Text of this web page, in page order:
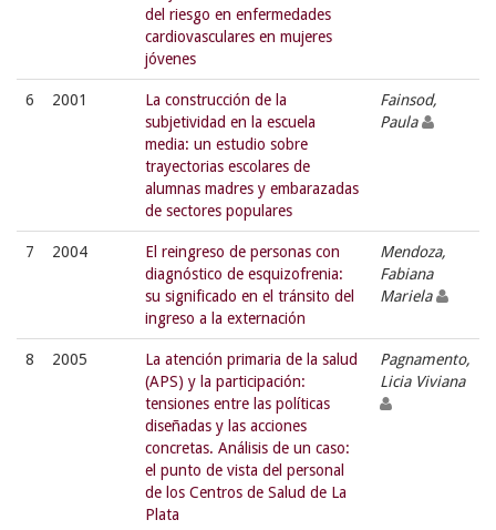
del riesgo en enfermedades
cardiovasculares en mujeres
jóvenes
6 2001
La construcción de la
subjetividad en la escuela
media: un estudio sobre
trayectorias escolares de
alumnas madres y embarazadas
de sectores populares
Fainsod,
Paula
7 2004
El reingreso de personas con
diagnóstico de esquizofrenia:
su significado en el tránsito del
ingreso a la externación
Mendoza,
Fabiana
Mariela
8 2005
La atención primaria de la salud
(APS) y la participación:
tensiones entre las políticas
diseñadas y las acciones
concretas. Análisis de un caso:
el punto de vista del personal
de los Centros de Salud de La
Plata
Pagnamento,
Licia Viviana